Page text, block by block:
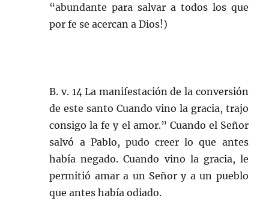
“abundante para salvar a todos los que
por fe se acercan a Dios!)
B. v. 14 La manifestación de la conversión
de este santo Cuando vino la gracia, trajo
consigo la fe y el amor.” Cuando el Señor
salvó a Pablo, pudo creer lo que antes
había negado. Cuando vino la gracia, le
permitió amar a un Señor y a un pueblo
que antes había odiado.